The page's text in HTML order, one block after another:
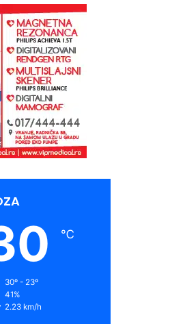
℃
30º - 23º
41%
2.23 km/h